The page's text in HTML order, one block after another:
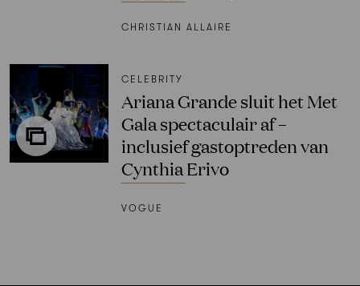
CHRISTIAN ALLAIRE
CELEBRITY
Ariana Grande sluit het Met
Gala spectaculair af –
inclusief gastoptreden van
Cynthia Erivo
VOGUE